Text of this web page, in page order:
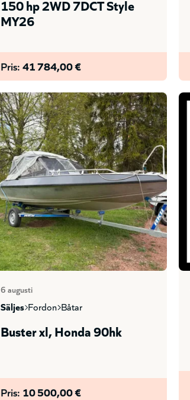
150 hp 2WD 7DCT Style
MY26
Pris:41 784,00 €
6 augusti
säljes fordon båtar
Buster xl, Honda 90hk
Pris: 10 500,00 €